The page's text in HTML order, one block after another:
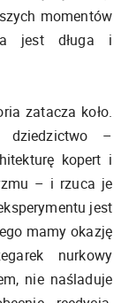
momentów
jest długa i
zatacza koło.
dziedzictwo –
kopert i
– i rzuca je
jest
mamy okazję
nurkowy
nie naśladuje